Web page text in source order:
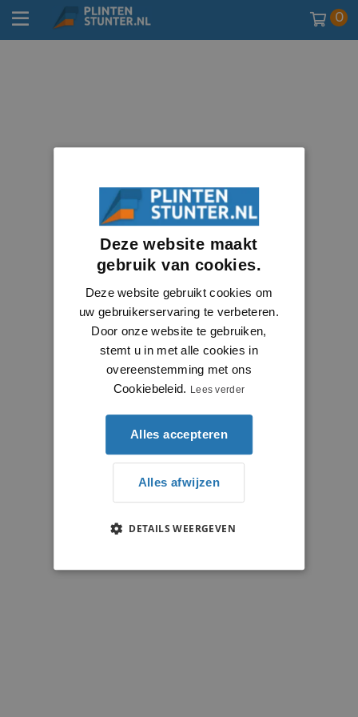
0
Deze website maakt
gebruik van cookies.
Deze website gebruikt cookies om
uw gebruikerservaring te verbeteren.
Door onze website te gebruiken,
stemt u in met alle cookies in
overeenstemming met ons
Cookiebeleid. Lees verder
Alles accepteren
Alles afwijzen
DETAILS WEERGEVEN